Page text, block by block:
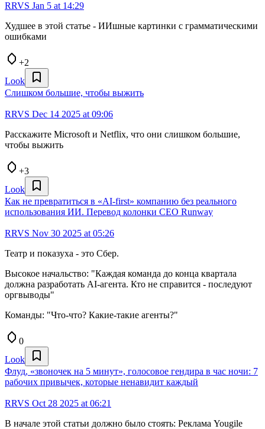
RRVS Jan 5 at 14:29
Худшее в этой статье - ИИшные картинки с грамматическими
ошибками
+2
Look
Слишком большие, чтобы выжить
RRVS Dec 14 2025 at 09:06
Расскажите Microsoft и Netflix, что они слишком большие,
чтобы выжить
+3
Look
Как не превратиться в «AI-first» компанию без реального
использования ИИ. Перевод колонки CEO Runway
RRVS Nov 30 2025 at 05:26
Театр и показуха - это Сбер.
Высокое начальство: "Каждая команда до конца квартала
должна разработать AI-агента. Кто не справится - последуют
оргвыводы"
Команды: "Что-что? Какие-такие агенты?"
0
Look
Флуд, «звоночек на 5 минут», голосовое гендира в час ночи: 7
рабочих привычек, которые ненавидит каждый
RRVS Oct 28 2025 at 06:21
В начале этой статьи должно было стоять: Реклама Yougile